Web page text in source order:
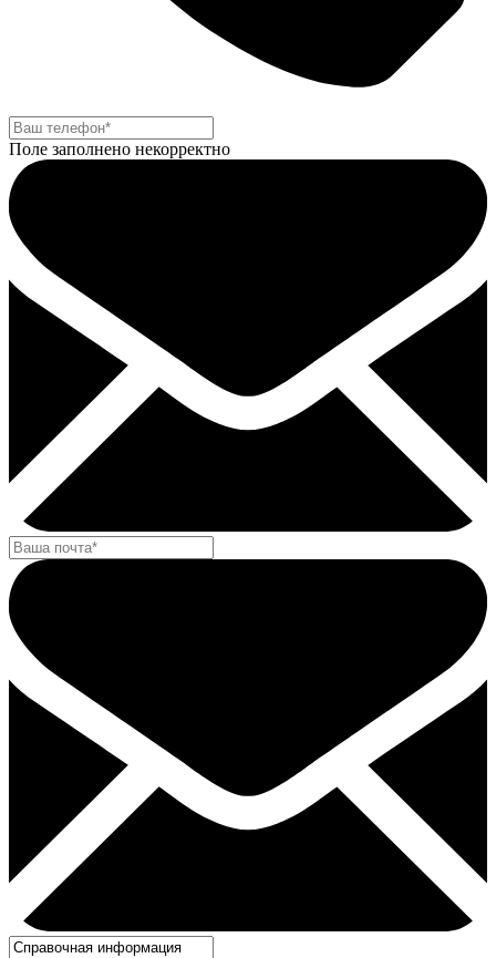
Поле заполнено некорректно